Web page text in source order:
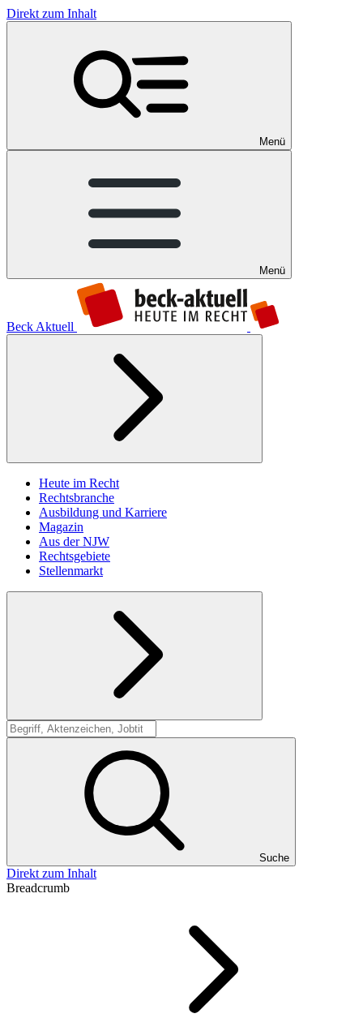
Direkt zum Inhalt
Menü
Menü
Beck Aktuell
Heute im Recht
Rechtsbranche
Ausbildung und Karriere
Magazin
Aus der NJW
Rechtsgebiete
Stellenmarkt
Suche
Suche
Direkt zum Inhalt
Breadcrumb